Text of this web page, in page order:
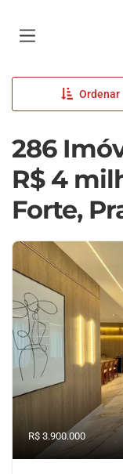
Ordenar
286
R$ 4
Forte,
R$ 3.900.000